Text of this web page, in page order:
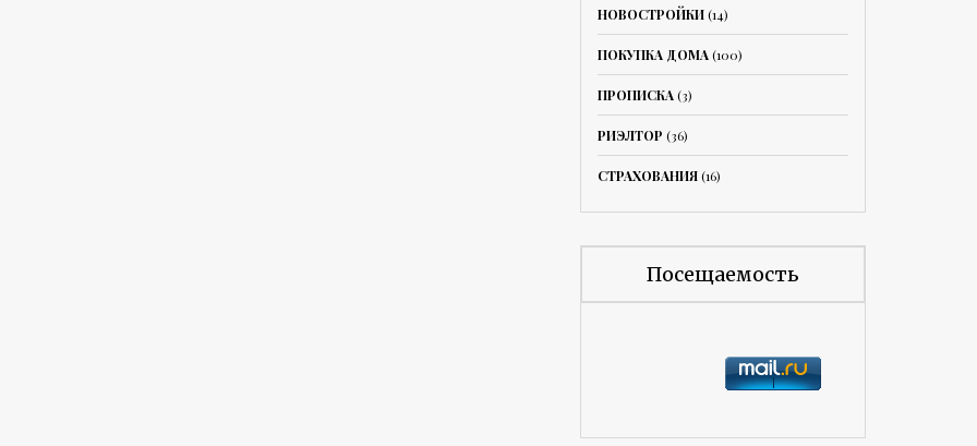
НОВОСТРОЙКИ(14)
ПОКУПКА ДОМА(100)
ПРОПИСКА(3)
РИЭЛТОР (36)
СТРАХОВАНИЯ(16)
Посещаемость